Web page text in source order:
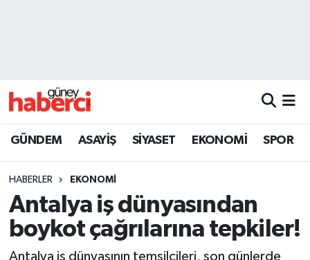
GÜNDEM ASAYİŞ SİYASET EKONOMİ SPOR
HABERLER EKONOMİ
Antalya iş dünyasından
boykot çağrılarına tepkiler!
Antalya iş dünyasının temsilcileri, son günlerde
Beyoğlu Trafik Yoğunluk Haritası
Son Dakika Haberleri
Haber Arşivi